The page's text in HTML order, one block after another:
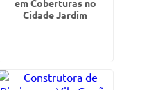
em Coberturas no
Cidade Jardim